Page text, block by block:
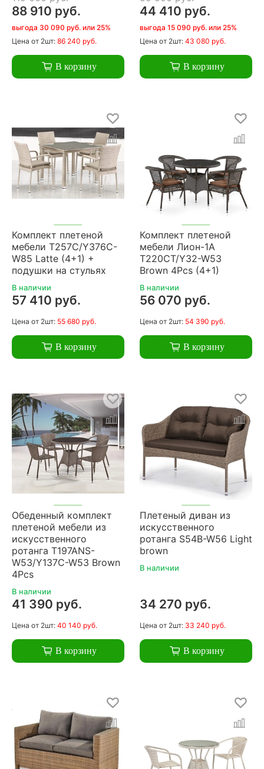
88 910 руб.
выгода 30 090 руб. или 25%
Цена от 2шт: 86 240 руб.
В корзину
44 410 руб.
выгода 15 090 руб. или 25%
Цена от 2шт: 43 080 руб.
В корзину
Комплект плетеной
мебели T257C/Y376C-
W85 Latte (4+1) +
подушки на стульях
В наличии
57 410 руб.
Цена от 2шт: 55 680 руб.
В корзину
Комплект плетеной
мебели Лион-1A
T220CT/Y32-W53
Brown 4Pcs (4+1)
В наличии
56 070 руб.
Цена от 2шт: 54 390 руб.
В корзину
Обеденный комплект
плетеной мебели из
искусственного
ротанга T197ANS-
W53/Y137C-W53 Brown
4Pcs
В наличии
41 390 руб.
Цена от 2шт: 40 140 руб.
В корзину
Плетеный диван из
искусственного
ротанга S54B-W56 Light
brown
В наличии
34 270 руб.
Цена от 2шт: 33 240 руб.
В корзину